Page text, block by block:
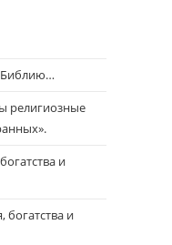
Библию…
религиозные
и
богатства и